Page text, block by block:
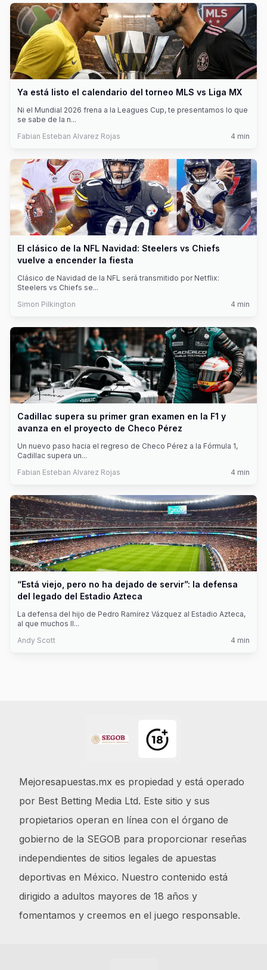
Ya está listo el calendario del torneo MLS vs Liga MX
Ni el Mundial 2026 frena a la Leagues Cup, te presentamos lo que
se sabe de la n...
Fabian Esteban Alvarez Rojas
4 min
El clásico de la NFL Navidad: Steelers vs Chiefs
vuelve a encender la fiesta
Clásico de Navidad de la NFL será transmitido por Netflix:
Steelers vs Chiefs se...
Simon Pilkington
4 min
Cadillac supera su primer gran examen en la F1 y
avanza en el proyecto de Checo Pérez
Un nuevo paso hacia el regreso de Checo Pérez a la Fórmula 1,
Cadillac supera un...
Fabian Esteban Alvarez Rojas
4 min
“Está viejo, pero no ha dejado de servir”: la defensa
del legado del Estadio Azteca
La defensa del hijo de Pedro Ramírez Vázquez al Estadio Azteca,
al que muchos ll...
Andy Scott
4 min
Mejoresapuestas.mx es propiedad y está operado
por Best Betting Media Ltd. Este sitio y sus
propietarios operan en línea con el órgano de
gobierno de la SEGOB para proporcionar reseñas
independientes de sitios legales de apuestas
deportivas en México. Nuestro contenido está
dirigido a adultos mayores de 18 años y
fomentamos y creemos en el juego responsable.